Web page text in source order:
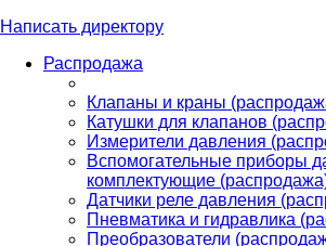
Написать директору
Распродажа
Клапаны и краны
Катушки для клапанов
Измерители давления
Вспомогательные приборы
комплектующие
Датчики реле давления
Пневматика и гидравлика
Преобразователи